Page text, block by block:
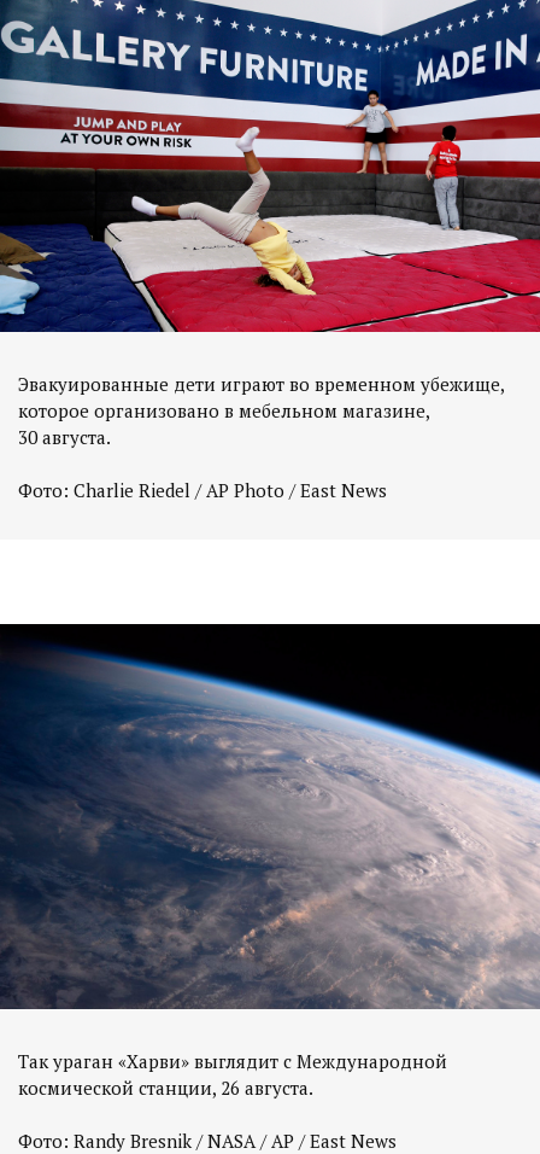
Эвакуированные дети играют во временном убежище,
которое организовано в мебельном магазине,
30 августа.
Фото: Charlie Riedel / AP Photo / East News
Так ураган «Харви» выглядит с Международной
космической станции, 26 августа.
Фото: Randy Bresnik / NASA / AP / East News